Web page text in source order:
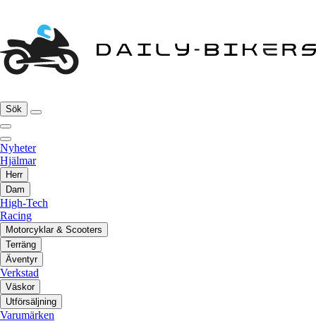
Sök
Nyheter
Hjälmar
Herr
Dam
High-Tech
Racing
Motorcyklar & Scooters
Terräng
Äventyr
Verkstad
Väskor
Utförsäljning
Varumärken